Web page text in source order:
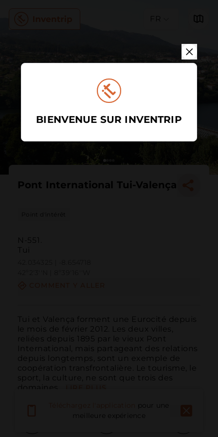
FR
Pont International Tui-Valença
Point d'intérêt
N-551.
Tui
Tui et Valença forment une Eurocité depuis
le mois de février 2012. Les deux villes,
reliées depuis 1895 par le vieux Pont
International, mais partageant des relations
depuis longtemps, sont un exemple de
coopération transfrontalière. Le tourisme, le
sport, la culture, ne sont que trois des
domaines...
pour une
meilleure expérience
BIENVENUE SUR INVENTRIP